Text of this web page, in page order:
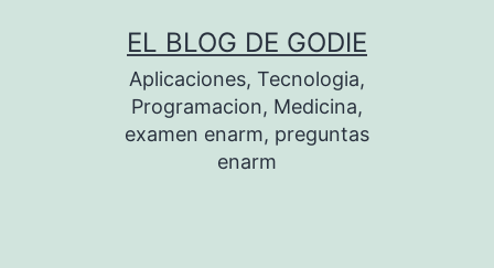
EL BLOG DE GODIE
Aplicaciones, Tecnologia,
Programacion, Medicina,
examen enarm, preguntas
enarm